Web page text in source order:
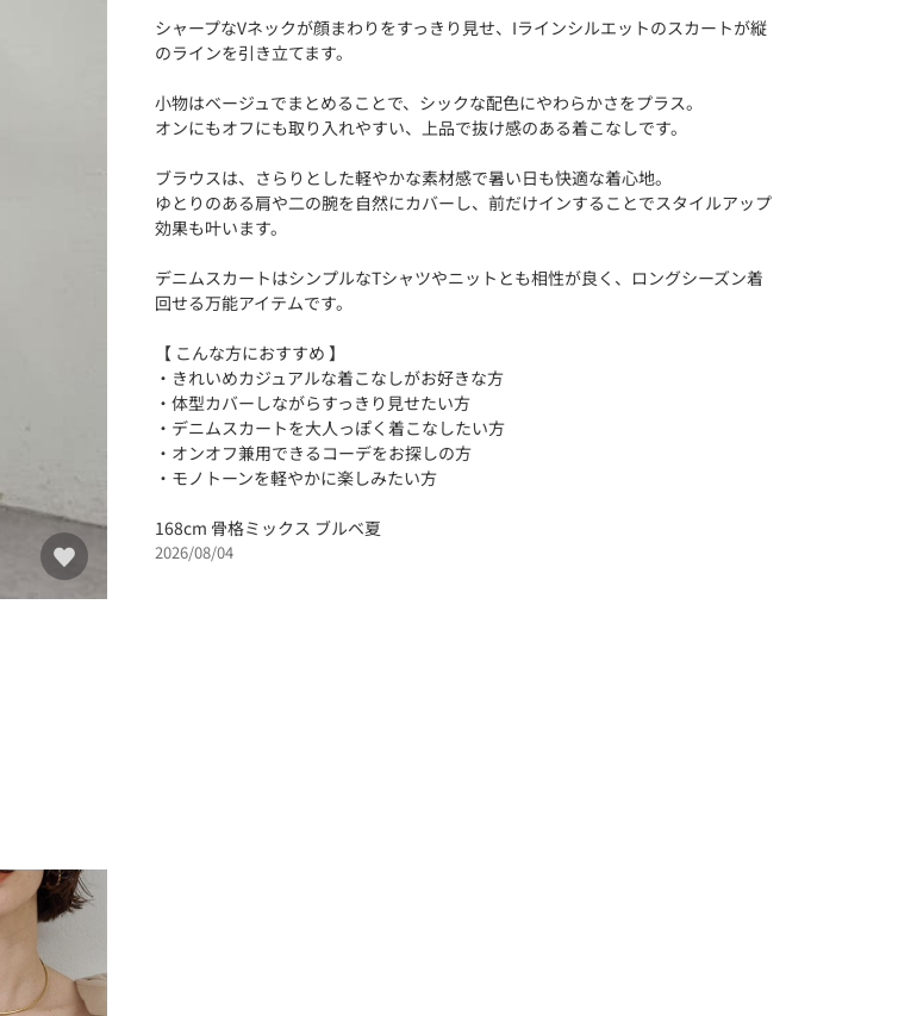
シャープなVネックが顔まわりをすっきり見せ、Iラインシルエットのスカートが縦
のラインを引き立てます。
小物はベージュでまとめることで、シックな配色にやわらかさをプラス。
オンにもオフにも取り入れやすい、上品で抜け感のある着こなしです。
ブラウスは、さらりとした軽やかな素材感で暑い日も快適な着心地。
ゆとりのある肩や二の腕を自然にカバーし、前だけインすることでスタイルアップ
効果も叶います。
デニムスカートはシンプルなTシャツやニットとも相性が良く、ロングシーズン着
回せる万能アイテムです。
【 こんな方におすすめ 】
・きれいめカジュアルな着こなしがお好きな方
・体型カバーしながらすっきり見せたい方
・デニムスカートを大人っぽく着こなしたい方
・オンオフ兼用できるコーデをお探しの方
・モノトーンを軽やかに楽しみたい方
168cm 骨格ミックス ブルベ夏
2026/08/04